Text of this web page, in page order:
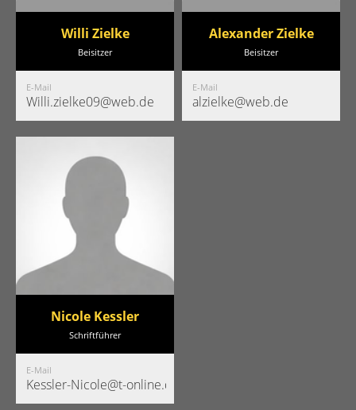
Willi Zielke
Beisitzer
E-Mail
Willi.zielke09@web.de
Alexander Zielke
Beisitzer
E-Mail
alzielke@web.de
Nicole Kessler
Schriftführer
E-Mail
Kessler-Nicole@t-online.de